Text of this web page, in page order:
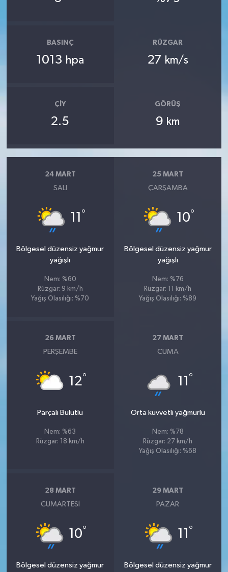
BASINÇ
1013 hpa
RÜZGAR
27 km/s
ÇIY
2.5
GÖRÜŞ
9 km
24 MART
SALI
11 °
Bölgesel düzensiz yağmur
yağışlı
Nem: %60
Rüzgar: 9 km/h
Yağış Olasılığı: %70
25 MART
ÇARŞAMBA
10°
Bölgesel düzensiz yağmur
yağışlı
Nem: %76
Rüzgar: 11 km/h
Yağış Olasılığı: %89
26 MART
PERŞEMBE
12°
Parçalı Bulutlu
Nem: %63
Rüzgar: 18 km/h
27 MART
CUMA
11 °
Orta kuvvetli yağmurlu
Nem: %78
Rüzgar: 27 km/h
Yağış Olasılığı: %68
28 MART
CUMARTESI
10°
Bölgesel düzensiz yağmur
29 MART
PAZAR
11 °
Bölgesel düzensiz yağmur